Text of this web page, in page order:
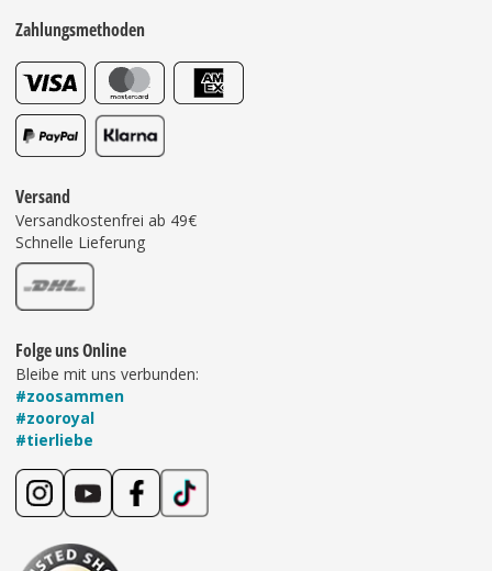
Zahlungsmethoden
Versand
Versandkostenfrei ab 49€
Schnelle Lieferung
Folge uns Online
Bleibe mit uns verbunden:
#zoosammen
#zooroyal
#tierliebe